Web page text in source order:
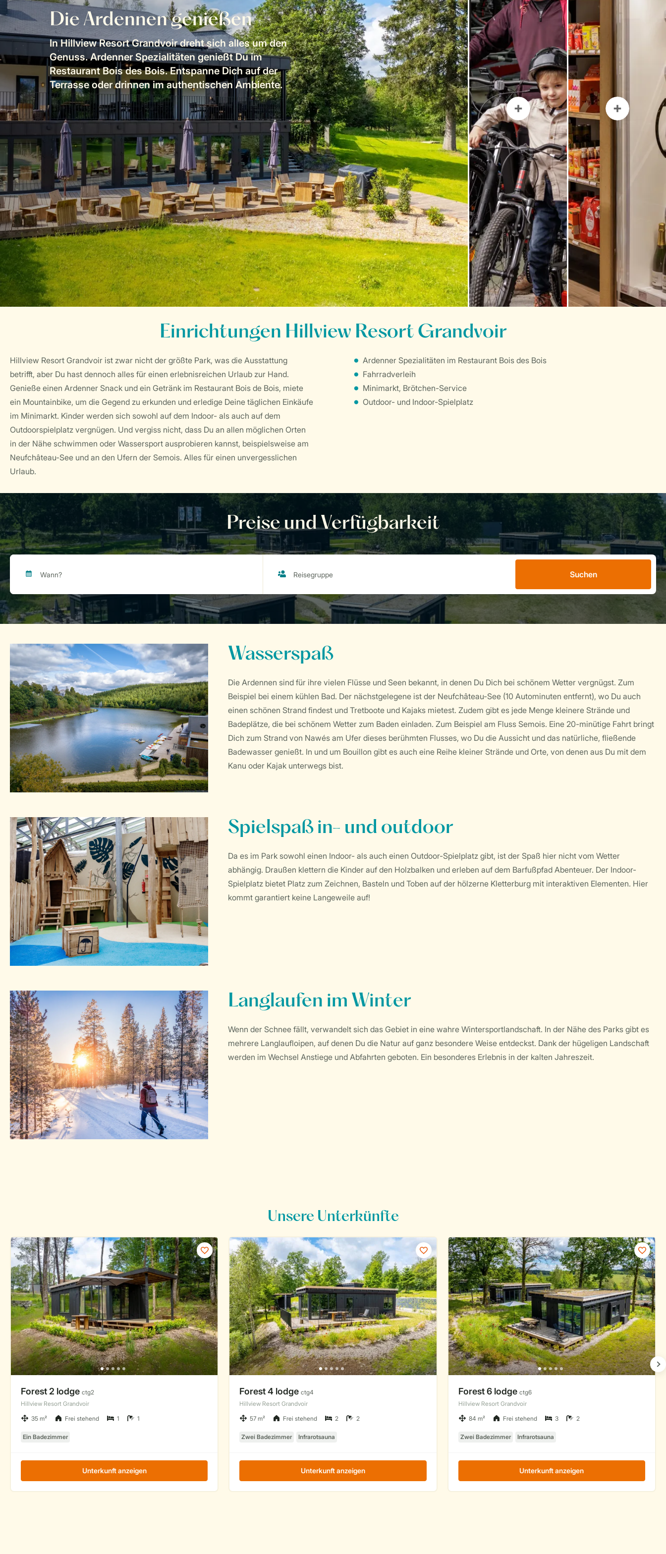
Die Ardennen genießen
In Hillview Resort Grandvoir dreht sich alles um den
Genuss. Ardenner Spezialitäten genießt Du im
Restaurant Bois des Bois. Entspanne Dich auf der
Terrasse oder drinnen im authentischen Ambiente.
Einrichtungen Hillview Resort Grandvoir
Hillview Resort Grandvoir ist zwar nicht der größte Park, was die Ausstattung
betrifft, aber Du hast dennoch alles für einen erlebnisreichen Urlaub zur Hand.
Genieße einen Ardenner Snack und ein Getränk im Restaurant Bois de Bois, miete
ein Mountainbike, um die Gegend zu erkunden und erledige Deine täglichen Einkäufe
im Minimarkt. Kinder werden sich sowohl auf dem Indoor- als auch auf dem
Outdoorspielplatz vergnügen. Und vergiss nicht, dass Du an allen möglichen Orten
in der Nähe schwimmen oder Wassersport ausprobieren kannst, beispielsweise am
Neufchâteau-See und an den Ufern der Semois. Alles für einen unvergesslichen
Urlaub.
Ardenner Spezialitäten im Restaurant Bois des Bois
Fahrradverleih
Minimarkt, Brötchen-Service
Outdoor- und Indoor-Spielplatz
Preise und Verfügbarkeit
Suchen
Wasserspaß
Die Ardennen sind für ihre vielen Flüsse und Seen bekannt, in denen Du Dich bei schönem Wetter vergnügst. Zum
Beispiel bei einem kühlen Bad. Der nächstgelegene ist der Neufchâteau-See (10 Autominuten entfernt), wo Du auch
einen schönen Strand findest und Tretboote und Kajaks mietest. Zudem gibt es jede Menge kleinere Strände und
Badeplätze, die bei schönem Wetter zum Baden einladen. Zum Beispiel am Fluss Semois. Eine 20-minütige Fahrt bringt
Dich zum Strand von Nawés am Ufer dieses berühmten Flusses, wo Du die Aussicht und das natürliche, fließende
Badewasser genießt. In und um Bouillon gibt es auch eine Reihe kleiner Strände und Orte, von denen aus Du mit dem
Kanu oder Kajak unterwegs bist.
Spielspaß in- und outdoor
Da es im Park sowohl einen Indoor- als auch einen Outdoor-Spielplatz gibt, ist der Spaß hier nicht vom Wetter
abhängig. Draußen klettern die Kinder auf den Holzbalken und erleben auf dem Barfußpfad Abenteuer. Der Indoor-
Spielplatz bietet Platz zum Zeichnen, Basteln und Toben auf der hölzerne Kletterburg mit interaktiven Elementen. Hier
kommt garantiert keine Langeweile auf!
Langlaufen im Winter
Wenn der Schnee fällt, verwandelt sich das Gebiet in eine wahre Wintersportlandschaft. In der Nähe des Parks gibt es
mehrere Langlaufloipen, auf denen Du die Natur auf ganz besondere Weise entdeckst. Dank der hügeligen Landschaft
werden im Wechsel Anstiege und Abfahrten geboten. Ein besonderes Erlebnis in der kalten Jahreszeit.